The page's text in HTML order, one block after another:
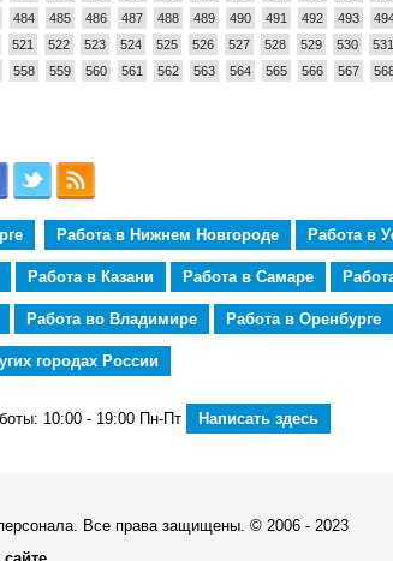
484 485 486 487 488 489 490 491 492 493
521 522 523 524 525 526 527 528 529 530 531
558 559 560 561 562 563 564 565 566 567
Работа в Нижнем Новгороде Работа в
Работа в Казани Работа в Самаре
Работа во Владимире Работа в Оренбурге
городах России
10:00 - 19:00 Пн-Пт Написать здесь
Все права защищены. © 2006 - 2023